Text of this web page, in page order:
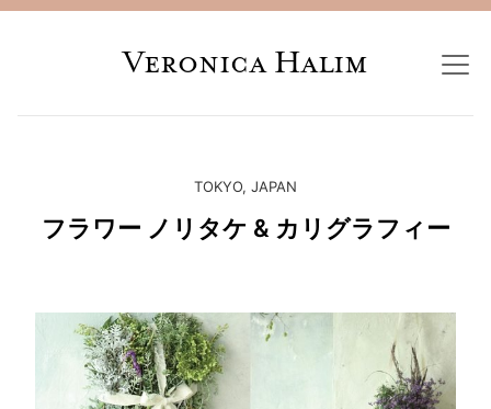
Veronica Halim
TOKYO, JAPAN
フラワー ノリタケ & カリグラフィー